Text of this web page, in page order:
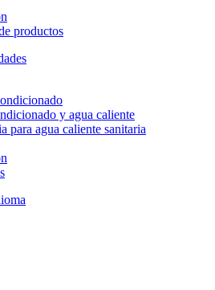
productos
y agua caliente
para agua caliente sanitaria